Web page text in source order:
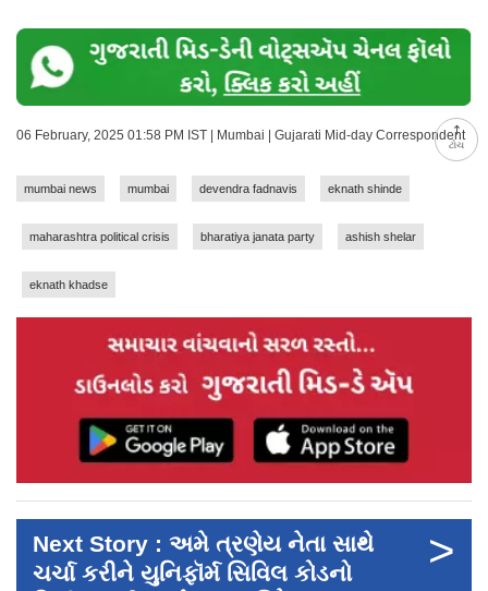
ટોચ
06 February, 2025 01:58 PM IST | Mumbai | Gujarati Mid-day Correspondent
mumbai news mumbai devendra fadnavis eknath shinde
maharashtra political crisis bharatiya janata party ashish shelar
eknath khadse
Next Story : અમે ત્રણેય નેતા સાથે
ચર્ચા કરીને યુનિફૉર્મ સિવિલ કોડનો
>